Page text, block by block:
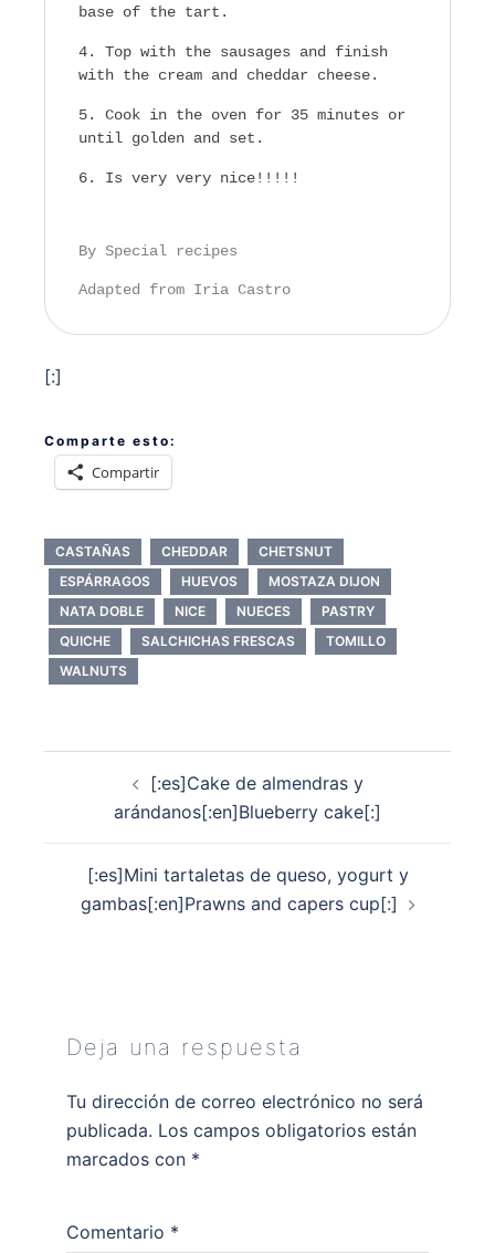
base of the tart.
Top with the sausages and finish
with the cream and cheddar cheese.
Cook in the oven for 35 minutes or
until golden and set.
Is very very nice!!!!!
By Special recipes
Adapted from Iria Castro
[:]
Comparte esto:
Compartir
CASTAÑAS CHEDDAR
CHETSNUT
ESPÁRRAGOS
HUEVOS
MOSTAZA DIJON
NATA DOBLE
NICE NUECES
PASTRY
QUICHE
SALCHICHAS FRESCAS
TOMILLO
WALNUTS
entradas
[:es]Cake de almendras y
arándanos[:en]Blueberry cake[:]
[:es]Mini tartaletas de queso, yogurt y
gambas[:en]Prawns and capers cup[:]
Deja una respuesta
Tu dirección de correo electrónico no será
publicada. Los campos obligatorios están
marcados con *
Comentario *